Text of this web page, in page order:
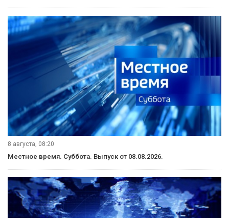
8 августа, 08:20
Местное время. Суббота. Выпуск от 08.08.2026.